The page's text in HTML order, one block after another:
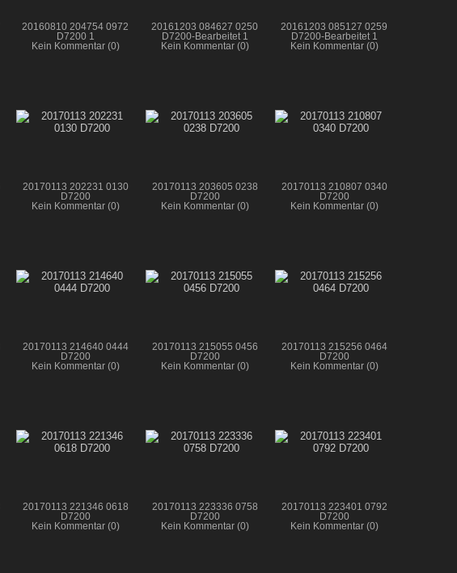
20160810 204754 0972
D7200 1
Kein Kommentar (0)
20161203 084627 0250
D7200-Bearbeitet 1
Kein Kommentar (0)
20161203 085127 0259
D7200-Bearbeitet 1
Kein Kommentar (0)
20170113 202231 0130
D7200
Kein Kommentar (0)
20170113 203605 0238
D7200
Kein Kommentar (0)
20170113 210807 0340
D7200
Kein Kommentar (0)
20170113 214640 0444
D7200
Kein Kommentar (0)
20170113 215055 0456
D7200
Kein Kommentar (0)
20170113 215256 0464
D7200
Kein Kommentar (0)
20170113 221346 0618
D7200
Kein Kommentar (0)
20170113 223336 0758
D7200
Kein Kommentar (0)
20170113 223401 0792
D7200
Kein Kommentar (0)